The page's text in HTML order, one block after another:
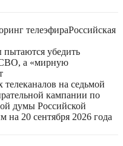
телеэфираРоссийская
убедить
СВО, а «мирную
на седьмой
кампании по
думы Российской
20 сентября 2026 года